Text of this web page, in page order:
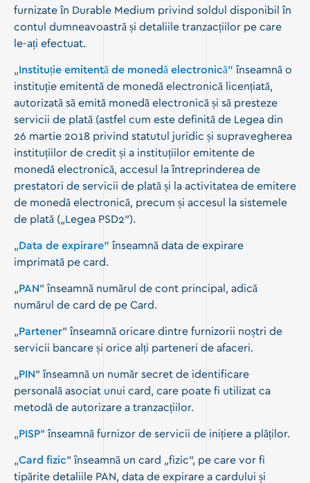
furnizate în Durable Medium privind soldul disponibil în
contul dumneavoastră și detaliile tranzacțiilor pe care
le-ați efectuat.
„Instituție emitentă de monedă electronică”înseamnă o
instituție emitentă de monedă electronică licențiată,
autorizată să emită monedă electronică și să presteze
servicii de plată (astfel cum este definită de Legea din
26 martie 2018 privind statutul juridic și supravegherea
instituțiilor de credit și a instituțiilor emitente de
monedă electronică, accesul la întreprinderea de
prestatori de servicii de plată și la activitatea de emitere
de monedă electronică, precum și accesul la sistemele
de plată („Legea PSD2”).
„Data de expirare”înseamnă data de expirare
imprimată pe card.
„PAN” înseamnă numărul de cont principal, adică
numărul de card de pe Card.
„Partener” înseamnă oricare dintre furnizorii noștri de
servicii bancare și orice alți parteneri de afaceri.
„PIN” înseamnă un număr secret de identificare
personală asociat unui card, care poate fi utilizat ca
metodă de autorizare a tranzacțiilor.
„PISP” înseamnă furnizor de servicii de inițiere a plăților.
„Card fizic” înseamnă un card „fizic”, pe care vor fi
tipărite detaliile PAN, data de expirare a cardului și